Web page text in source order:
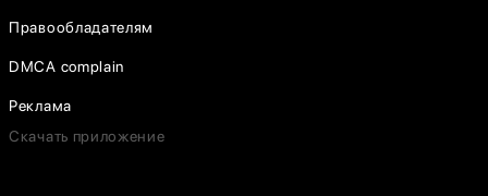
Правообладателям
DMCA complain
Реклама
Скачать приложение